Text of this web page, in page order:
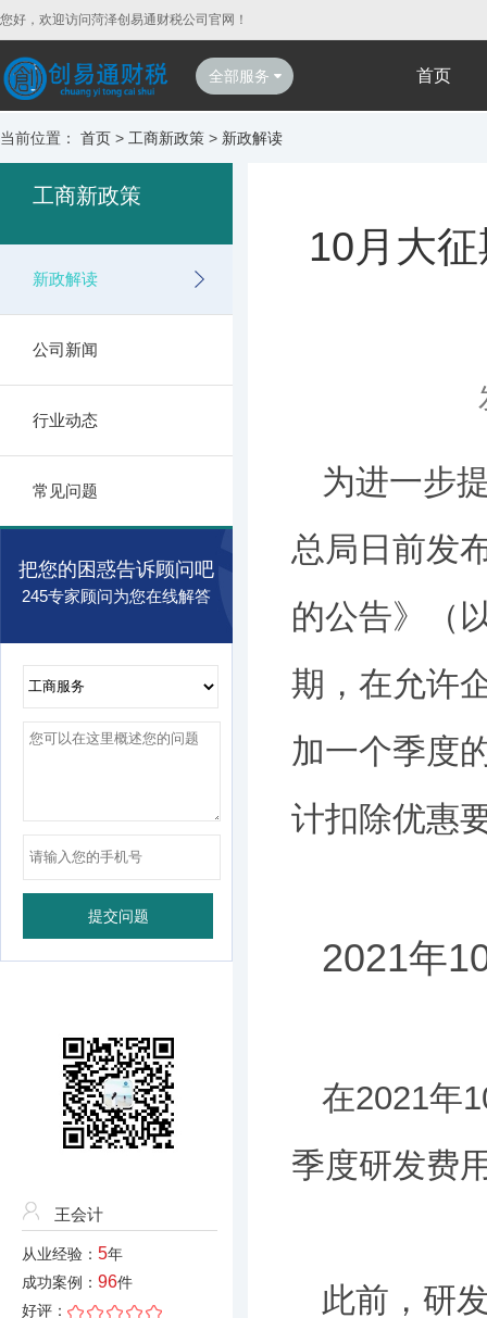
您好，欢迎访问菏泽创易通财税公司官网！
全部服务 首页
当前位置： 首页 > 工商新政策 > 新政解读
工商新政策
新政解读
公司新闻
行业动态
常见问题
把您的困惑告诉顾问吧
245专家顾问为您在线解答
王会计
从业经验： 5年
成功案例： 96件
好评：
10月大
为进一步
总局日前发
的公告》（
期，在允许
加一个季度
计扣除优惠
2021年
在2021年
季度研发费
此前，研